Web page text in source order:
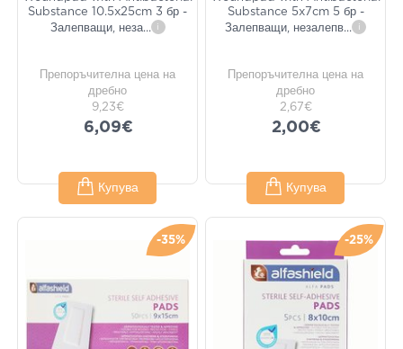
Substance 10.5x25cm 3 бр -
Залепващи, неза... i
Препоръчителна цена на
дребно
9,23€
6,09€
Купува
Substance 5x7cm 5 бр -
Залепващи, незалепв... i
Препоръчителна цена на
дребно
2,67€
2,00€
Купува
-35% -25%